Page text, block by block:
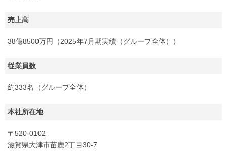
売上高
38億8500万円（2025年7月期実績（グループ全体））
従業員数
約333名（グループ全体）
本社所在地
〒520-0102
滋賀県大津市苗鹿2丁目30-7